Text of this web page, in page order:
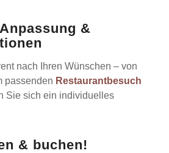
&
nach Ihren Wünschen – von
passenden Restaurantbesuch
Sie sich ein individuelles
& buchen!